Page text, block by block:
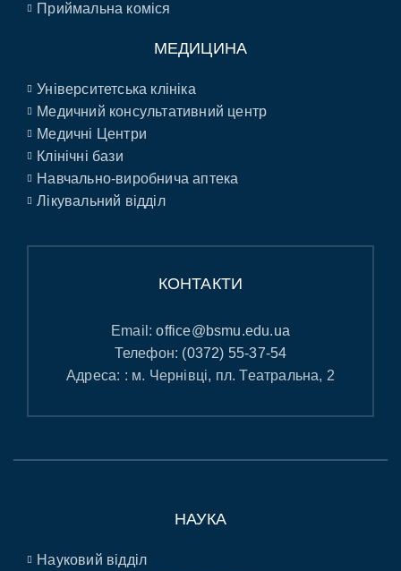
Приймальна коміся
МЕДИЦИНА
Університетська клініка
Медичний консультативний центр
Медичні Центри
Клінічні бази
Навчально-виробнича аптека
Лікувальний відділ
КОНТАКТИ
Email:office@bsmu.edu.ua
Телефон: (0372) 55-37-54
Адреса: : м. Чернівці, пл. Театральна, 2
НАУКА
Науковий відділ